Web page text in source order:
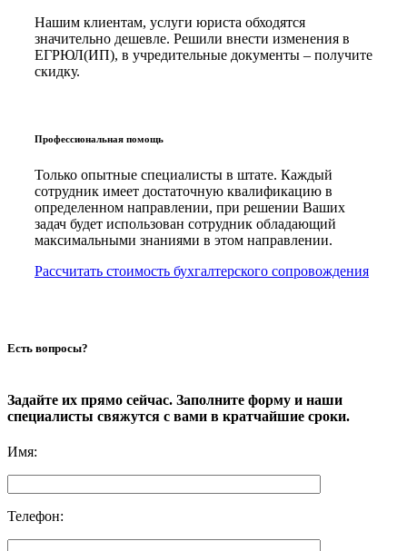
Нашим клиентам, услуги юриста обходятся
значительно дешевле. Решили внести изменения в
ЕГРЮЛ(ИП), в учредительные документы – получите
скидку.
Профессиональная помощь
Только опытные специалисты в штате. Каждый
сотрудник имеет достаточную квалификацию в
определенном направлении, при решении Ваших
задач будет использован сотрудник обладающий
максимальными знаниями в этом направлении.
Рассчитать стоимость бухгалтерского сопровождения
Есть вопросы?
Задайте их прямо сейчас. Заполните форму и наши
специалисты свяжутся с вами в кратчайшие сроки.
Имя:
Телефон: